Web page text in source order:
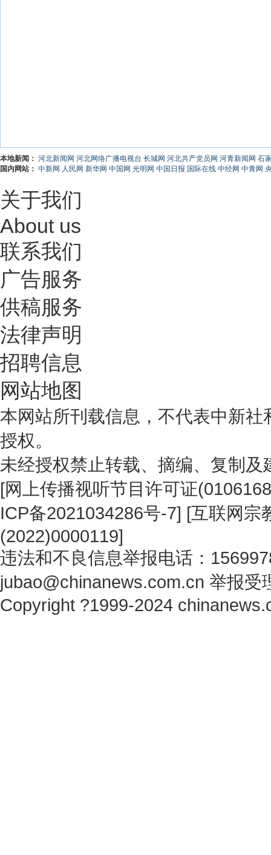
本地新闻： 河北新闻网 河北网络广播电视台 长城网 河北共产党员网 河青新闻网 石
国内网站： 中新网 人民网 新华网 中国网 光明网 中国日报 国际在线 中经网 中青网
关于我们
About us
联系我们
广告服务
供稿服务
法律声明
招聘信息
网站地图
本网站所刊载信息，不代表中新
授权。
未经授权禁止转载、摘编、复制
[网上传播视听节目许可证
ICP备2021034286号-7] [互联网宗
(2022)0000119]
违法和不良信息举报电话：
jubao@chinanews.com.cn 举报受
Copyright ?1999-2024